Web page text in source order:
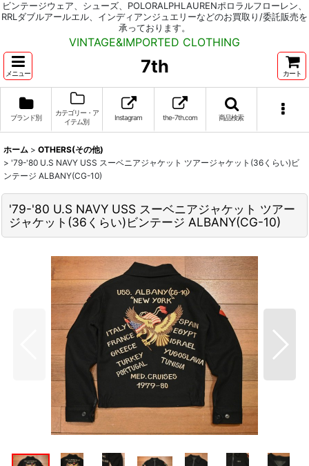
ビンテージウェア、シューズ、POLORALPHLAURENポロラルフローレン、
RRLダブルアールエル、インディアンジュエリーなどのお買取り/委託販売を
承っております。
VINTAGE&IMPORTED CLOTHING
メニュー 7th カート
ブランド別
カテゴリー・ア
イテム別
Instagram the-7th.com 商品検索
ホーム > OTHERS(その他)
> '79-'80 U.S NAVY USS スーベニアジャケット ツアージャケット(36くらい)ビ
ンテージ ALBANY(CG-10)
'79-'80 U.S NAVY USS スーベニアジャケット ツアー
ジャケット(36くらい)ビンテージ ALBANY(CG-10)